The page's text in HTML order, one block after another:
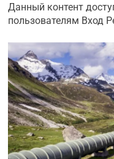
Данный контент
пользователям Вход